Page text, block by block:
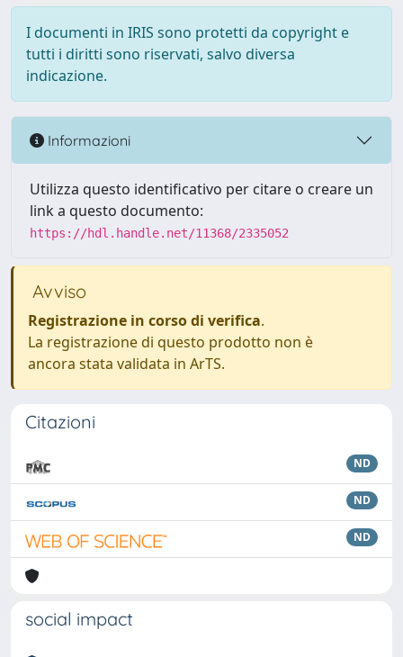
I documenti in IRIS sono protetti da copyright e
tutti i diritti sono riservati, salvo diversa
indicazione.
Informazioni
Utilizza questo identificativo per citare o creare un
link a questo documento:
https://hdl.handle.net/11368/2335052
Avviso
Registrazione in corso di verifica.
La registrazione di questo prodotto non è
ancora stata validata in ArTS.
Citazioni
ND
ND
ND
social impact